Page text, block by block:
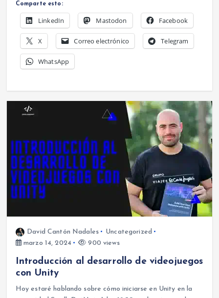
Comparte esto:
LinkedIn Mastodon Facebook
X Correo electrónico Telegram
WhatsApp
David Cantón Nadales
Uncategorized
marzo 14, 2024
900 views
Introducción al desarrollo de videojuegos
con Unity
Hoy estaré hablando sobre cómo iniciarse en Unity en la